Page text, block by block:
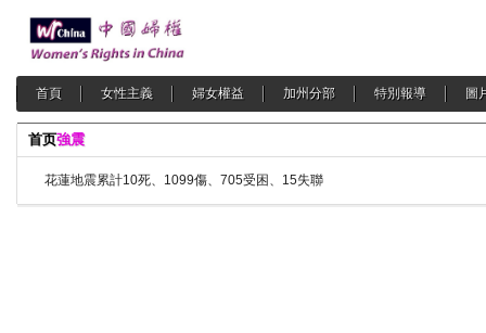
首頁 女性主義 婦女權益 加州分部 特別報導 圖
首页強震
花蓮地震累計10死、1099傷、705受困、15失聯